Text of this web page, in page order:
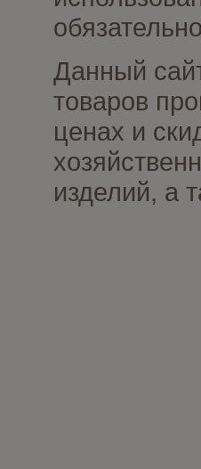
Данный
товаров
ценах и
изделий, а